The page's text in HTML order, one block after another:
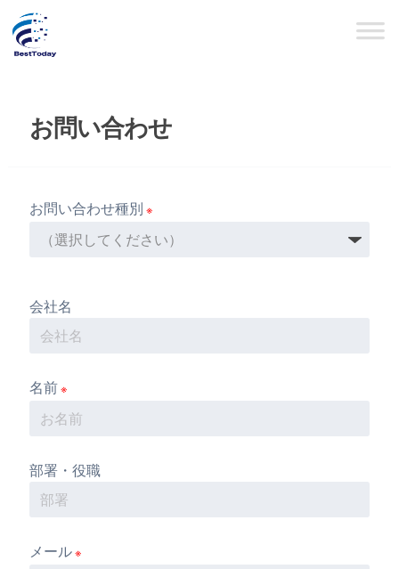
お問い合わせ
お問い合わせ種別 ※
会社名
名前※
部署・役職
メール※